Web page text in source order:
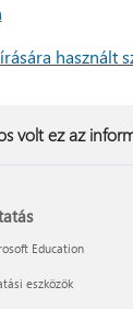
használt
volt ez az
Education
eszközök